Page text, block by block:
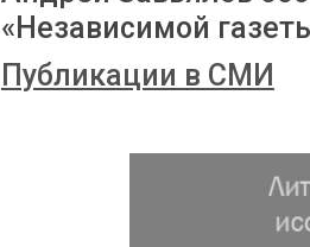
«Независимой
Публикации в СМИ